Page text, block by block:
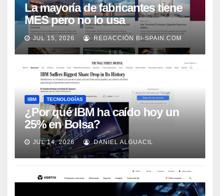
La mayoría de fabricantes tiene
MES pero no lo usa
adecuadamente, según Rockwell
Automation
JUL 15, 2026 REDACCIÓN BI-SPAIN.COM
IBM TECNOLOGÍAS
¿Por qué IBM ha caído hoy un
25% en Bolsa?
JUL 14, 2026 DANIEL ALGUACIL